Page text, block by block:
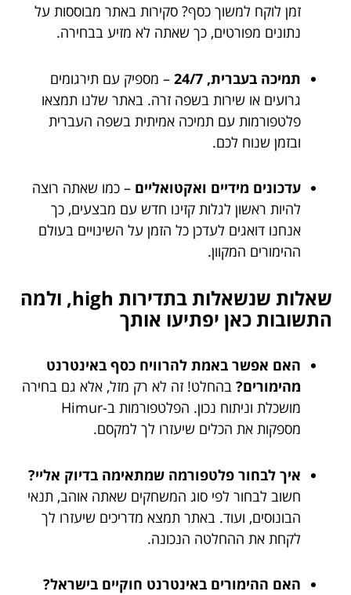
זמן לוקח למשוך כסף? סקירות באתר מבוססות על
נתונים מפורטים, כך שאתה לא מזיע בבחירה.
תמיכה בעברית, 24/7
– מספיק עם תירגומים
גרועים או שירות בשפה זרה. באתר שלנו תמצאו
פלטפורמות עם תמיכה אמיתית בשפה העברית
ובזמן שנוח לכם.
עדכונים מידיים ואקטואליים – כמו שאתה רוצה
להיות ראשון לגלות קזינו חדש עם מבצעים, כך
אנחנו דואגים לעדכן כל הזמן על השינויים בעולם
ההימורים המקוון.
שאלות שנשאלות בתדירות high, ולמה
התשובות כאן יפתיעו אותך
האם אפשר באמת להרוויח כסף באינטרנט
מהימורים? בהחלט! זה לא רק מזל, אלא גם בחירה
מושכלת וניתוח נכון. הפלטפורמות ב-Himur
מספקות את הכלים שיעזרו לך למקסם.
איך לבחור פלטפורמה שמתאימה בדיוק אליי?
חשוב לבחור לפי סוג המשחקים שאתה אוהב, תנאי
הבונוסים, ועוד. באתר תמצא מדריכים שיעזרו לך
לקחת את ההחלטה הנכונה.
האם ההימורים באינטרנט חוקיים בישראל?